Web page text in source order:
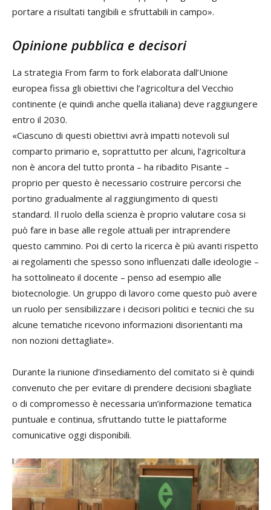
portare a risultati tangibili e sfruttabili in campo».
Opinione pubblica e decisori
La strategia From farm to fork elaborata dall’Unione
europea fissa gli obiettivi che l’agricoltura del Vecchio
continente (e quindi anche quella italiana) deve raggiungere
entro il 2030.
«Ciascuno di questi obiettivi avrà impatti notevoli sul
comparto primario e, soprattutto per alcuni, l’agricoltura
non è ancora del tutto pronta – ha ribadito Pisante –
proprio per questo è necessario costruire percorsi che
portino gradualmente al raggiungimento di questi
standard. Il ruolo della scienza è proprio valutare cosa si
può fare in base alle regole attuali per intraprendere
questo cammino. Poi di certo la ricerca è più avanti rispetto
ai regolamenti che spesso sono influenzati dalle ideologie –
ha sottolineato il docente – penso ad esempio alle
biotecnologie. Un gruppo di lavoro come questo può avere
un ruolo per sensibilizzare i decisori politici e tecnici che su
alcune tematiche ricevono informazioni disorientanti ma
non nozioni dettagliate».
Durante la riunione d’insediamento del comitato si è quindi
convenuto che per evitare di prendere decisioni sbagliate
o di compromesso è necessaria un’informazione tematica
puntuale e continua, sfruttando tutte le piattaforme
comunicative oggi disponibili.